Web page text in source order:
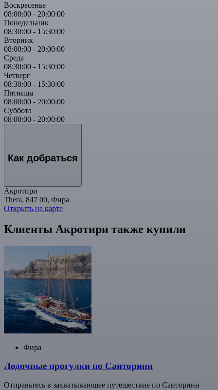
Воскресенье
08:00:00 - 20:00:00
Понедельник
08:30:00 - 15:30:00
Вторник
08:00:00 - 20:00:00
Среда
08:30:00 - 15:30:00
Четверг
08:30:00 - 15:30:00
Пятница
08:00:00 - 20:00:00
Суббота
08:00:00 - 20:00:00
Как добраться
Акротири
Thera, 847 00, Фира
Открыть на карте
Клиенты Акротири также купили
Фира
Лодочные прогулки по Санторини
Отправьтесь в захватывающее путешествие по Санторини